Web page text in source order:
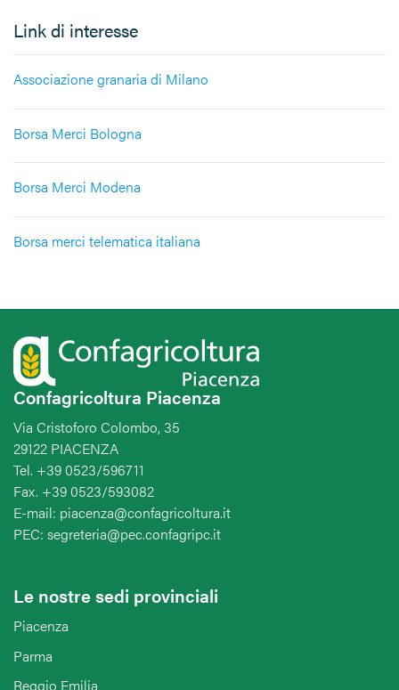
Link di interesse
Associazione granaria di Milano
Borsa Merci Bologna
Borsa Merci Modena
Borsa merci telematica italiana
Confagricoltura Piacenza
Via Cristoforo Colombo, 35
29122 PIACENZA
Tel. +39 0523/596711
Fax. +39 0523/593082
E-mail: piacenza@confagricoltura.it
PEC: segreteria@pec.confagripc.it
Le nostre sedi provinciali
Piacenza
Parma
Reggio Emilia